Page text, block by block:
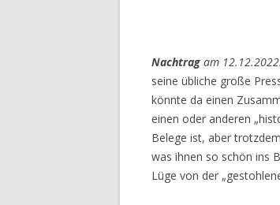
Nachtrag am
seine übliche große
könnte da einen
einen oder anderen
Belege ist, aber
was ihnen so schön ins
Lüge von der